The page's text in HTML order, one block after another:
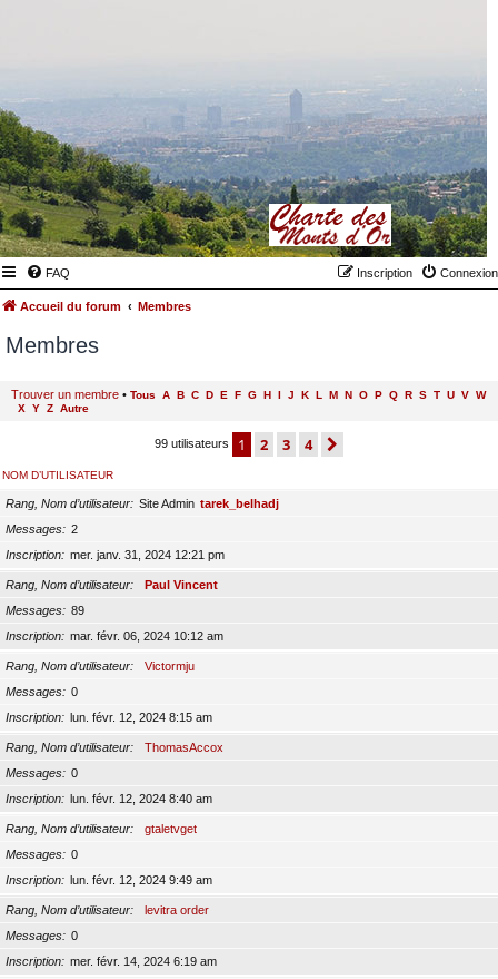
FAQ Connexion
Inscription
Accueil du forum Membres
Membres
Trouver un membre • Tous A B C D E F G H I J K L M N O P Q R S T U V W
X Y Z Autre
99 utilisateurs 1 2 3 4
NOM D’UTILISATEUR
Rang, Nom d’utilisateur Site Admin tarek_belhadj
Messages
2
Inscription
mer. janv. 31, 2024 12:21 pm
Rang, Nom d’utilisateur
Paul Vincent
Messages
89
Inscription
mar. févr. 06, 2024 10:12 am
Rang, Nom d’utilisateur
Victormju
Messages
0
Inscription
lun. févr. 12, 2024 8:15 am
Rang, Nom d’utilisateur
ThomasAccox
Messages
0
Inscription
lun. févr. 12, 2024 8:40 am
Rang, Nom d’utilisateur
gtaletvget
Messages
0
Inscription
lun. févr. 12, 2024 9:49 am
Rang, Nom d’utilisateur
levitra order
Messages
0
Inscription
mer. févr. 14, 2024 6:19 am